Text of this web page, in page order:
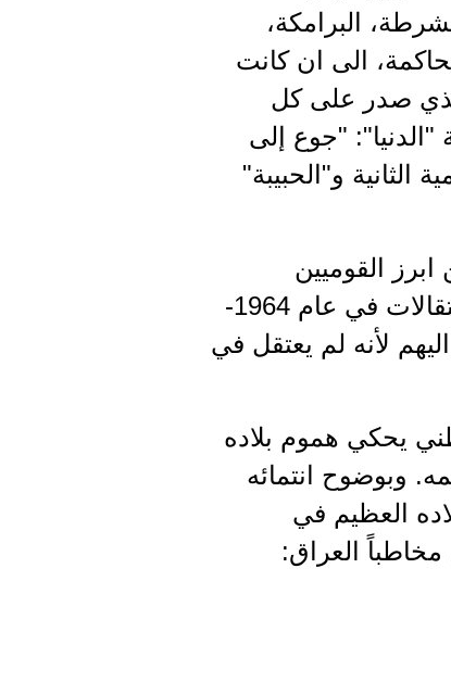
البرامكة،
الى ان كانت
الذي صدر على كل
"جوع إلى
و"الحبيبة"
القوميين
الاجتماعيين الذين يذكرهم بالكثير من المودة والاحترام. وحين تسأله عن الاعتقالات في عام 1964-
لأنه لم يعتقل في
يحكي هموم بلاده
وبوضوح انتمائه
العظيم في
العراق: